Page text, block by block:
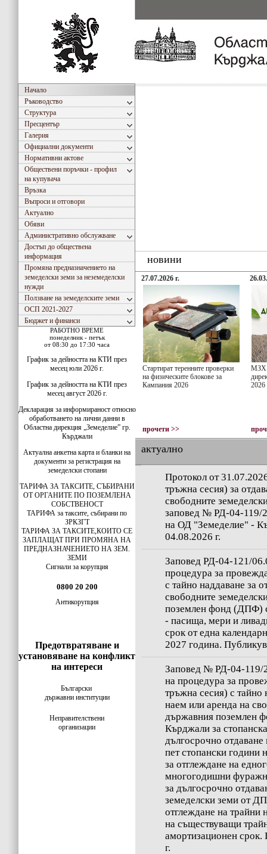
Начало
Ръководство
Структура
Пресцентър
Галерия
Официални документи
Нормативни актове
Обществени поръчки - профил
на купувача
Връзка
Въпроси и отговори
Актуално
Обяви
Административно обслужване
Достъп до обществена
информация
Промяна предназначението на
земеделски земи за неземеделски
нужди
Ползване на земеделските земи
ОСП 2021-2027
Бюджет и финанси
РАБОТНО ВРЕМЕ
понеделник - петък
от 08:30 до 17:30 часа
График за дейността на КТИ през
месец юли 2026 г.
График за дейността на КТИ през
месец август 2026 г.
Декларация за информираност относно
обработването на лични данни в
Областна дирекция „Земеделие” гр.
Кърджали
Актуална анкетна карта и бланки на
документи за регистрация на
земеделски стопани
ТАРИФА ЗА ТАКСИТЕ, СЪБИРАНИ
ОТ ОРГАНИТЕ ПО ПОЗЕМЛЕНА
СОБСТВЕНОСТ
ТАРИФА за таксите, събирани по
ЗРКЗГТ
ТАРИФА ЗА ТАКСИТЕ,КОИТО СЕ
ЗАПЛАЩАТ ПРИ ПРОМЯНА НА
ПРЕДНАЗНАЧЕНИЕТО НА ЗЕМ.
ЗЕМИ
Сигнали за корупция
0800 20 200
Антикорупция
Предотвратяване и
установяване на конфликт
на интереси
Български
държавни институции
Неправителствени
организации
новини
27.07.2026 г.
Стартират теренните проверки
на физическите блокове за
Кампания 2026
прочети >>
МЗХ
2026
актуално
Протокол от
тръжна сесия) за
свободните
заповед № РД-04-119/
на ОД "Земеделие" -
04.08.2026 г.
Заповед РД-04-121/
процедура за
с тайно наддаване за
свободните
поземлен фонд (ДПФ)
- пасища, мери и
срок от една
2027 година.
Заповед № РД-04-119/
на процедура за
тръжна сесия) с тайно
наем или аренда на
държавния поземлен
Кърджали за
дългосрочно
пет стопански
за отглеждане на
многогодишни
за дългосрочно
земеделски земи от
отглеждане на трайни
на съществуващи
амортизационен
г.